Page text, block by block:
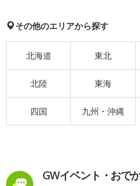
その他のエリアから探す
北海道 東北
北陸 東海
四国 九州・沖縄
GWイベント・おで